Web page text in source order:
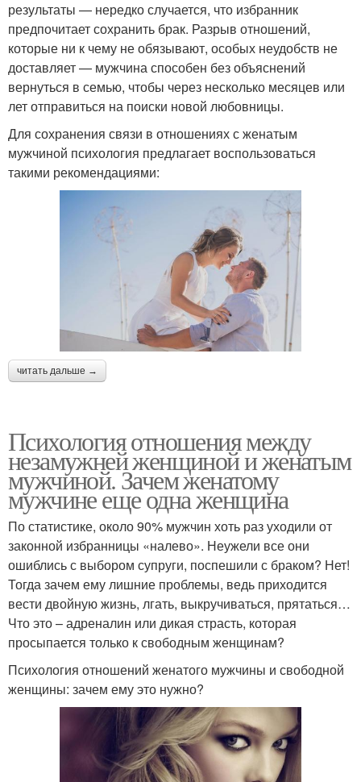
результаты — нередко случается, что избранник
предпочитает сохранить брак. Разрыв отношений,
которые ни к чему не обязывают, особых неудобств не
доставляет — мужчина способен без объяснений
вернуться в семью, чтобы через несколько месяцев или
лет отправиться на поиски новой любовницы.
Для сохранения связи в отношениях с женатым
мужчиной психология предлагает воспользоваться
такими рекомендациями:
читать дальше →
Психология отношения между
незамужней женщиной и женатым
мужчиной. Зачем женатому
мужчине еще одна женщина
По статистике, около 90% мужчин хоть раз уходили от
законной избранницы «налево». Неужели все они
ошиблись с выбором супруги, поспешили с браком? Нет!
Тогда зачем ему лишние проблемы, ведь приходится
вести двойную жизнь, лгать, выкручиваться, прятаться…
Что это – адреналин или дикая страсть, которая
просыпается только к свободным женщинам?
Психология отношений женатого мужчины и свободной
женщины: зачем ему это нужно?